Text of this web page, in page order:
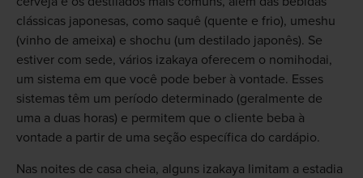
clássicas japonesas, como saquê (quente e frio), umeshu
(vinho de ameixa) e shochu (um destilado japonês). Se
estiver com sede, vários izakaya oferecem o nomihodai,
um sistema em que você pode beber à vontade. Esses
sistemas têm um período determinado (geralmente de
uma a duas horas) e permitem que o cliente beba à
vontade a partir de uma seção específica do cardápio.
Nas noites de casa cheia, alguns izakaya limitam a estadia